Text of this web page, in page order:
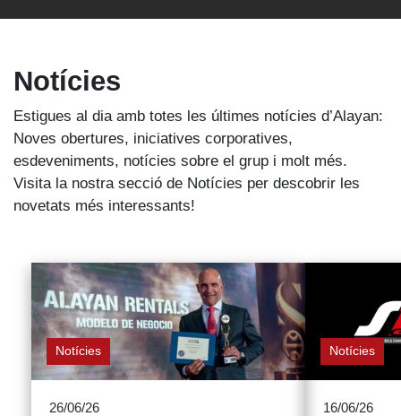
Notícies
Estigues al dia amb totes les últimes notícies d’Alayan:
Noves obertures, iniciatives corporatives,
esdeveniments, notícies sobre el grup i molt més.
Visita la nostra secció de Notícies per descobrir les
novetats més interessants!
Notícies
26/06/26
Notícies
16/06/26